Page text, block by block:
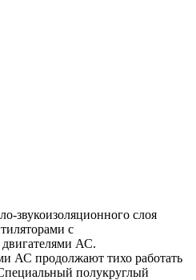
звукоизоляционного слоя
с
АС.
АС продолжают тихо работать
полукруглый